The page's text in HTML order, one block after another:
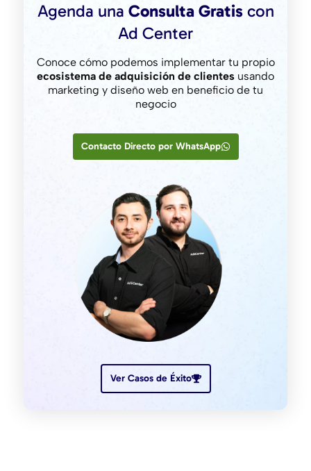
Agenda una Consulta Gratiscon
Ad Center
Conoce cómo podemos implementar tu propio
ecosistema de adquisición de clientes usando
marketing y diseño web en beneficio de tu
negocio
Contacto Directo por WhatsApp
Ver Casos de Éxito